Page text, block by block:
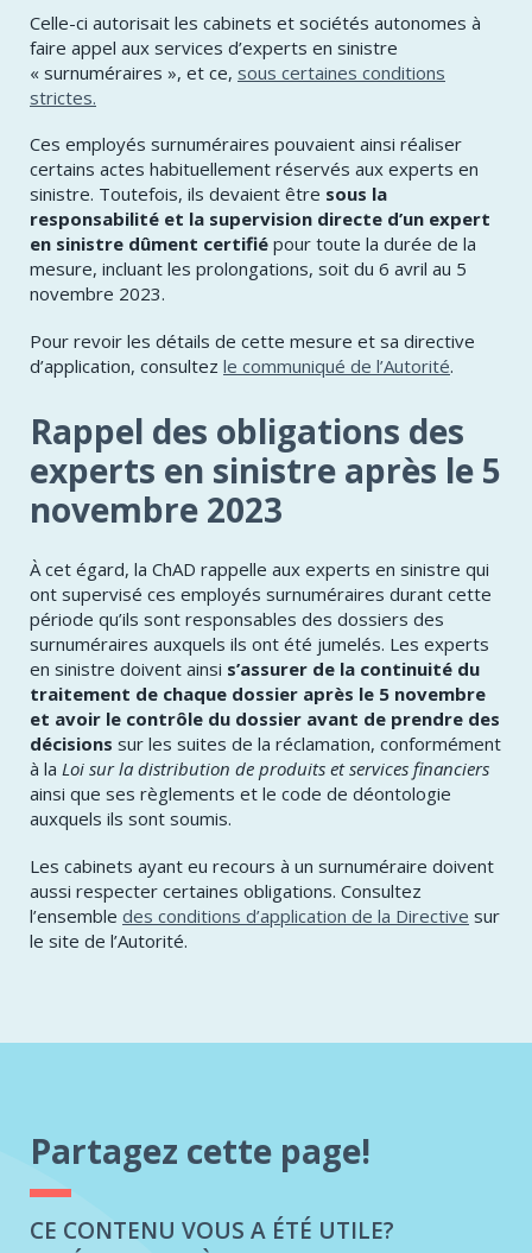
Celle-ci autorisait les cabinets et sociétés autonomes à
faire appel aux services d’experts en sinistre
« surnuméraires », et ce, sous certaines conditions
strictes.
Ces employés surnuméraires pouvaient ainsi réaliser
certains actes habituellement réservés aux experts en
sinistre. Toutefois, ils devaient être sous la
responsabilité et la supervision directe d’un expert
en sinistre dûment certifié pour toute la durée de la
mesure, incluant les prolongations, soit du 6 avril au 5
novembre 2023.
Pour revoir les détails de cette mesure et sa directive
d’application, consultez le communiqué de l’Autorité.
Rappel des obligations des
experts en sinistre après le 5
novembre 2023
À cet égard, la ChAD rappelle aux experts en sinistre qui
ont supervisé ces employés surnuméraires durant cette
période qu’ils sont responsables des dossiers des
surnuméraires auxquels ils ont été jumelés. Les experts
en sinistre doivent ainsi s’assurer de la continuité du
traitement de chaque dossier après le 5 novembre
et avoir le contrôle du dossier avant de prendre des
décisions sur les suites de la réclamation, conformément
à la Loi sur la distribution de produits et services financiers
ainsi que ses règlements et le code de déontologie
auxquels ils sont soumis.
Les cabinets ayant eu recours à un surnuméraire doivent
aussi respecter certaines obligations. Consultez
l’ensemble des conditions d’application de la Directive sur
le site de l’Autorité.
Partagez cette page!
CE CONTENU VOUS A ÉTÉ UTILE?